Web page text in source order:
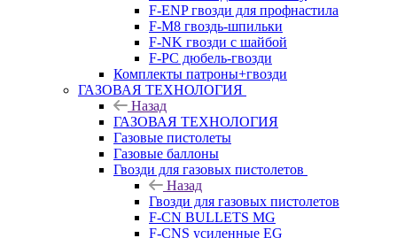
F-ENP гвозди для профнастила
F-M8 гвоздь-шпильки
F-NK гвозди с шайбой
F-PC дюбель-гвозди
Комплекты патроны+гвозди
ГАЗОВАЯ ТЕХНОЛОГИЯ
Назад
ГАЗОВАЯ ТЕХНОЛОГИЯ
Газовые пистолеты
Газовые баллоны
Гвозди для газовых пистолетов
Назад
Гвозди для газовых пистолетов
F-CN BULLETS MG
F-CNS усиленные EG